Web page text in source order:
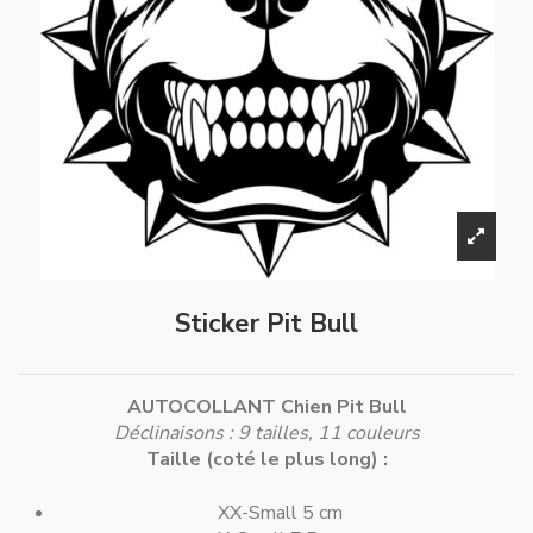
Sticker Pit Bull
AUTOCOLLANT Chien Pit Bull
Déclinaisons : 9 tailles, 11 couleurs
Taille (coté le plus long) :
XX-Small 5 cm